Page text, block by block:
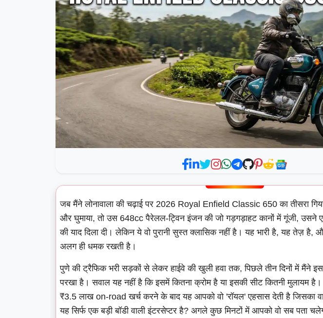
जब मैंने लोनावाला की चढ़ाई पर 2026 Royal Enfield Classic 650 का तीसरा
और घुमाया, तो उस 648cc पैरेलल-ट्विन इंजन की जो गड़गड़ाहट कानों में गूंजी, उसने
की याद दिला दी। लेकिन ये वो पुरानी सुस्त क्लासिक नहीं है। यह भारी है, यह तेज़
अलग ही धमक रखती है।
पुणे की ट्रैफिक भरी सड़कों से लेकर हाईवे की खुली हवा तक, पिछले तीन दिनों में मैंने
परखा है। सवाल यह नहीं है कि इसमें कितना क्रोम है या इसकी सीट कितनी मुलायम
₹3.5 लाख on-road खर्च करने के बाद यह आपको वो 'रॉयल' एहसास देती है जिसका
यह सिर्फ एक बड़ी बॉडी वाली इंटरसेप्टर है? अगले कुछ मिनटों में आपको वो सब पता